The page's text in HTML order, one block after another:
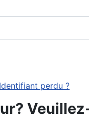
Identifiant perdu ?